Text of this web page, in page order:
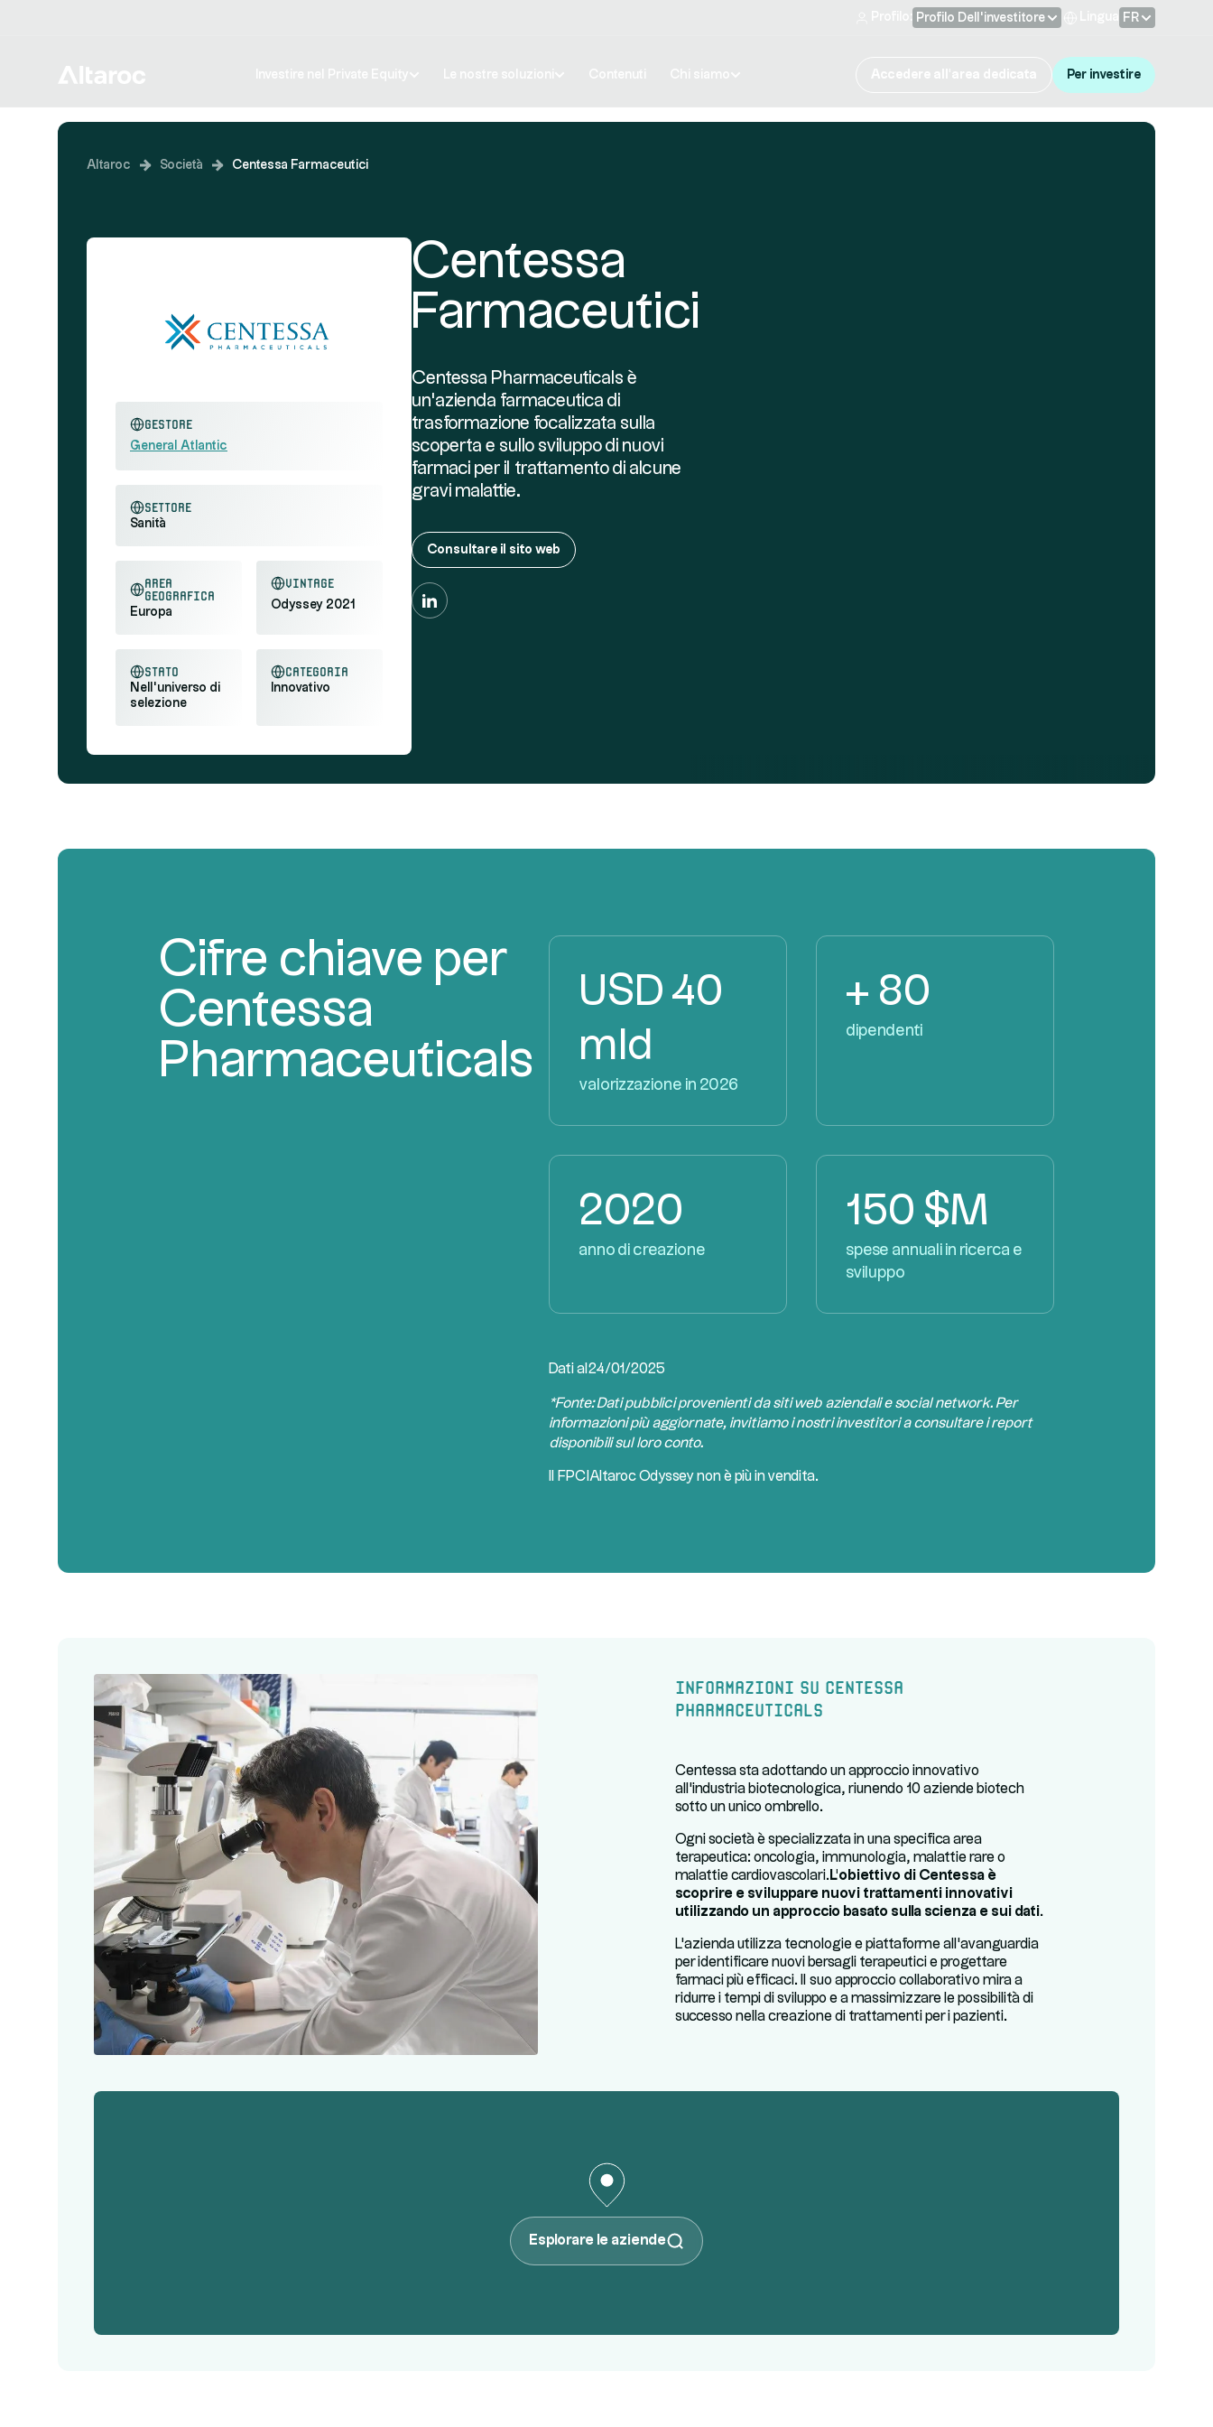
Profilo Dell'investitore FR
Per investire
Altaroc Società Centessa Farmaceutici
Gestore
General Atlantic
settore
Sanità
area
geografica
Europa
Vintage
Odyssey 2021
stato
Nell'universo di
selezione
categoria
Innovativo
Centessa
Farmaceutici
Centessa Pharmaceuticals è
un'azienda farmaceutica di
trasformazione focalizzata sulla
scoperta e sullo sviluppo di nuovi
farmaci per il trattamento di alcune
gravi malattie.
Consultare il sito web
Cifre chiave per
Centessa
Pharmaceuticals
USD 40
mld
valorizzazione in 2026
+ 80
dipendenti
2020
anno di creazione
150 $M
spese annuali in ricerca e
sviluppo
Dati al 24/01/2025
*Fonte: Dati pubblici provenienti da siti web aziendali e social network. Per
informazioni più aggiornate, invitiamo i nostri investitori a consultare i report
disponibili sul loro conto.
FPCI Altaroc Odyssey non è più in vendita.
Informazioni su Centessa
Pharmaceuticals
Centessa sta adottando un approccio innovativo
all'industria biotecnologica, riunendo 10 aziende biotech
sotto un unico ombrello.
Ogni società è specializzata in una specifica area
terapeutica: oncologia, immunologia, malattie rare o
malattie cardiovascolari. L'obiettivo di Centessa è
scoprire e sviluppare nuovi trattamenti innovativi
utilizzando un approccio basato sulla scienza e sui dati.
L'azienda utilizza tecnologie e piattaforme all'avanguardia
per identificare nuovi bersagli terapeutici e progettare
farmaci più efficaci. Il suo approccio collaborativo mira a
ridurre i tempi di sviluppo e a massimizzare le possibilità di
successo nella creazione di trattamenti per i pazienti.
Esplorare le aziende